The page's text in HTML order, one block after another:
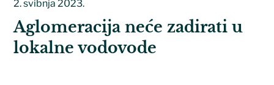
2. svibnja 2023.
Aglomeracija neće zadirati u
lokalne vodovode